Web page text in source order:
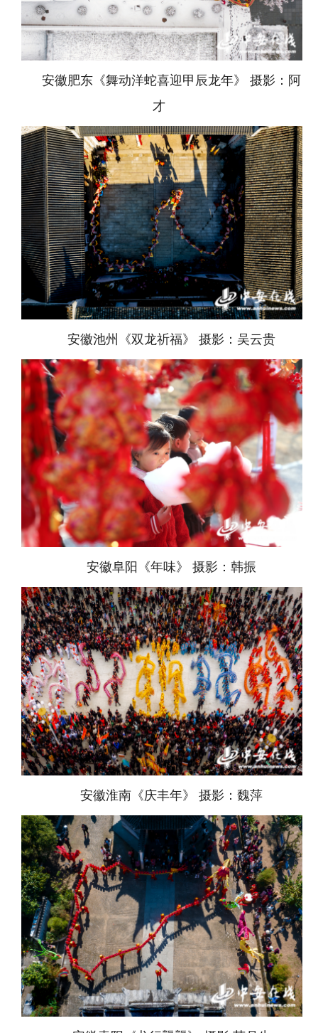
安徽肥东《舞动洋蛇喜迎甲辰龙年》 摄影：阿
才
安徽池州《双龙祈福》 摄影：吴云贵
安徽阜阳《年味》 摄影：韩振
安徽淮南《庆丰年》 摄影：魏萍